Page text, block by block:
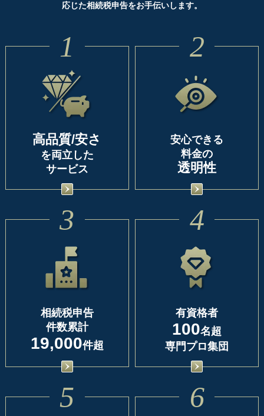
応じた相続税申告をお手伝いします。
1
高品質/安さ
を両立した
サービス
2
安心できる
料金の
透明性
3
相続税申告
件数累計
19,000件超
4
有資格者
100名超
専門プロ集団
5 6